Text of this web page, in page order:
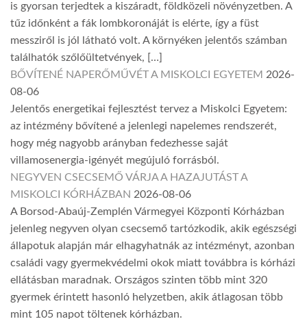
is gyorsan terjedtek a kiszáradt, földközeli növényzetben. A
tűz időnként a fák lombkoronáját is elérte, így a füst
messziről is jól látható volt. A környéken jelentős számban
találhatók szőlőültetvények, […]
BŐVÍTENÉ NAPERŐMŰVÉT A MISKOLCI EGYETEM 2026-
08-06
Jelentős energetikai fejlesztést tervez a Miskolci Egyetem:
az intézmény bővítené a jelenlegi napelemes rendszerét,
hogy még nagyobb arányban fedezhesse saját
villamosenergia-igényét megújuló forrásból.
NEGYVEN CSECSEMŐ VÁRJA A HAZAJUTÁST A
MISKOLCI KÓRHÁZBAN 2026-08-06
A Borsod-Abaúj-Zemplén Vármegyei Központi Kórházban
jelenleg negyven olyan csecsemő tartózkodik, akik egészségi
állapotuk alapján már elhagyhatnák az intézményt, azonban
családi vagy gyermekvédelmi okok miatt továbbra is kórházi
ellátásban maradnak. Országos szinten több mint 320
gyermek érintett hasonló helyzetben, akik átlagosan több
mint 105 napot töltenek kórházban.